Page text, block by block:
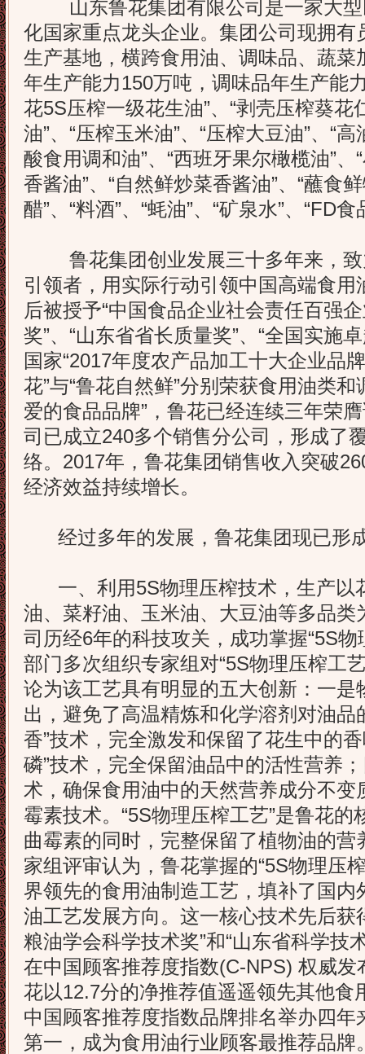
山东鲁花集团有限公司是一家大型
化国家重点龙头企业。集团公司现拥有
生产基地，横跨食用油、调味品、蔬菜
年生产能力150万吨，调味品年生产能
花5S压榨一级花生油”、“剥壳压榨葵花
油”、“压榨玉米油”、“压榨大豆油”、“
酸食用调和油”、“西班牙果尔橄榄油”、
香酱油”、“自然鲜炒菜香酱油”、“蘸食
醋”、“料酒”、“蚝油”、“矿泉水”、“FD食
鲁花集团创业发展三十多年来，致
引领者，用实际行动引领中国高端食
后被授予“中国食品企业社会责任百强
奖”、“山东省省长质量奖”、“全国实施
国家“2017年度农产品加工十大企业品
花”与“鲁花自然鲜”分别荣获食用油类
爱的食品品牌”，鲁花已经连续三年荣
司已成立240多个销售分公司，形成了
络。2017年，鲁花集团销售收入突破
经济效益持续增长。
经过多年的发展，鲁花集团现已形
一、利用5S物理压榨技术，生产以
油、菜籽油、玉米油、大豆油等多品类
司历经6年的科技攻关，成功掌握“5S
部门多次组织专家组对“5S物理压榨工
论为该工艺具有明显的五大创新：一是
出，避免了高温精炼和化学溶剂对油品
香”技术，完全激发和保留了花生中的
磷”技术，完全保留油品中的活性营养
术，确保食用油中的天然营养成分不
霉素技术。“5S物理压榨工艺”是鲁花
曲霉素的同时，完整保留了植物油的
家组评审认为，鲁花掌握的“5S物理压
界领先的食用油制造工艺，填补了国内
油工艺发展方向。这一核心技术先后获
粮油学会科学技术奖”和“山东省科学技
在中国顾客推荐度指数(C-NPS) 权威
花以12.7分的净推荐值遥遥领先其他食
中国顾客推荐度指数品牌排名举办四
第一，成为食用油行业顾客最推荐品